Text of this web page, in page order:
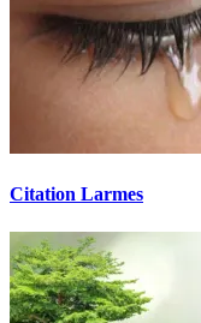
Citation Larmes